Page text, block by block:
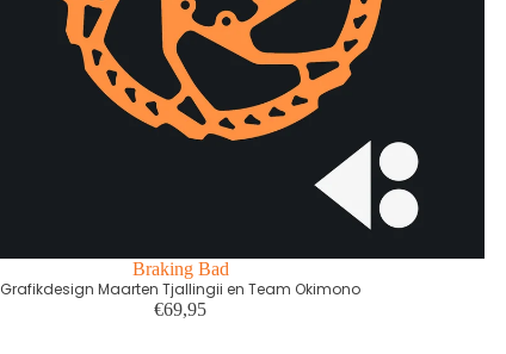
Braking Bad
Grafikdesign Maarten Tjallingii en Team Okimono
€69,95